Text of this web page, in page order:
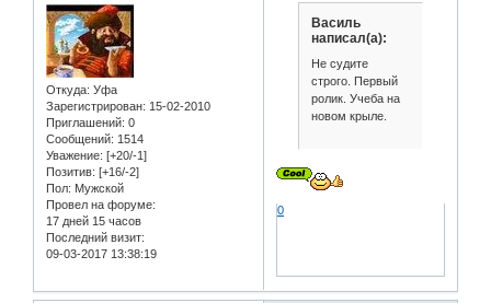
Откуда: Уфа
Зарегистрирован: 15-02-2010
Приглашений: 0
Сообщений: 1514
Уважение: [+20/-1]
Позитив: [+16/-2]
Пол: Мужской
Провел на форуме:
17 дней 15 часов
Последний визит:
09-03-2017 13:38:19
Василь
написал(а):
Не судите
строго. Первый
ролик. Учеба на
новом крыле.
0